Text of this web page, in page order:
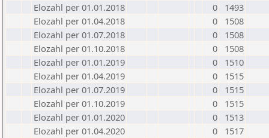
Elozahl per 01.01.2018
0
1493
Elozahl per 01.04.2018
0
1508
Elozahl per 01.07.2018
0
1508
Elozahl per 01.10.2018
0
1508
Elozahl per 01.01.2019
0
1510
Elozahl per 01.04.2019
0
1515
Elozahl per 01.07.2019
0
1515
Elozahl per 01.10.2019
0
1515
Elozahl per 01.01.2020
0
1513
Elozahl per 01.04.2020
0
1517